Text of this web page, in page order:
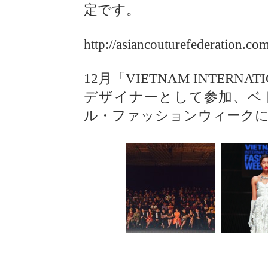
定です。
http://
12月「VIETNAM
デザイナーとして参加、
ル・ファッションウィーク